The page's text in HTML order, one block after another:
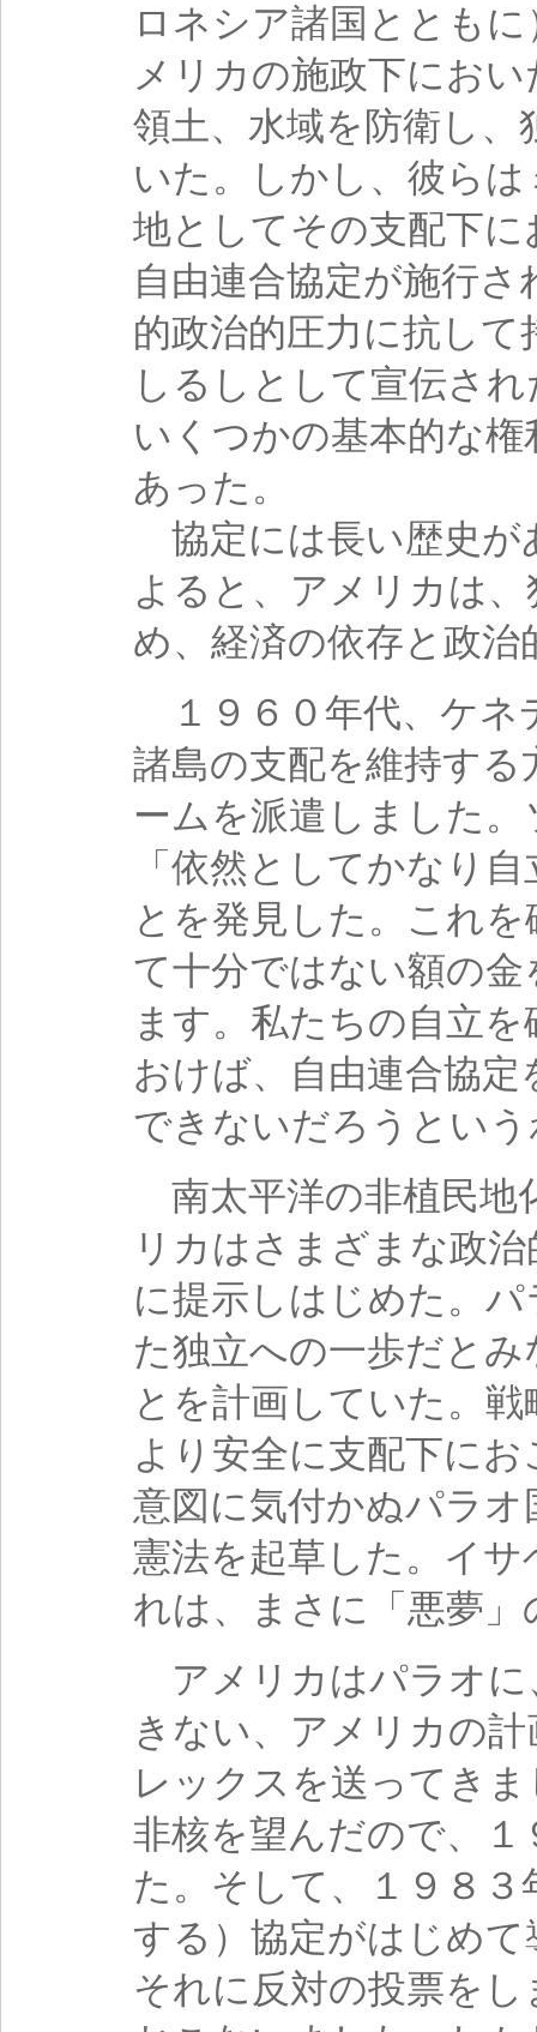
ロネシア諸国ととも
メリカの施政下にお
領土、水域を防衛し
いた。しかし、彼ら
地としてその支配下
自由連合協定が施行
的政治的圧力に抗し
しるしとして宣伝さ
いくつかの基本的な
あった。
協定には長い歴史が
よると、アメリカは
め、経済の依存と政
１９６０年代、ケネ
諸島の支配を維持す
ームを派遣しました
「依然としてかなり
とを発見した。これ
て十分ではない額の
ます。私たちの自立
おけば、自由連合協
できないだろうとい
南太平洋の非植民地
リカはさまざまな政
に提示しはじめた。
た独立への一歩だと
とを計画していた。
より安全に支配下に
意図に気付かぬパラ
憲法を起草した。イ
れは、まさに「悪夢
アメリカはパラオに
きない、アメリカの
レックスを送ってき
非核を望んだので、
た。そして、１９８
する）協定がはじめ
それに反対の投票を